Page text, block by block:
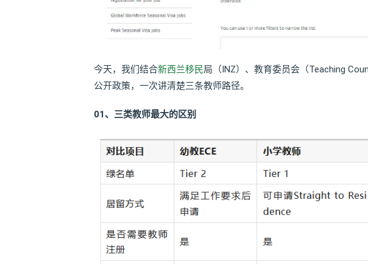
今天，我们结合新西兰移民局（INZ）、教育委员会（Teaching
公开政策，一次讲清楚三条教师路径。
01、 三类教师最大的区别